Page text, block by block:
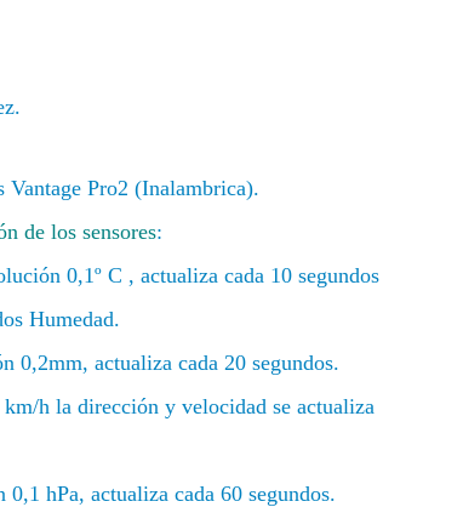
Vantage Pro2 (Inalambrica).
de los sensores:
0,1º C , actualiza cada 10 segundos
Humedad.
0,2mm, actualiza cada 20 segundos.
h la dirección y velocidad se actualiza
0,1 hPa, actualiza cada 60 segundos.